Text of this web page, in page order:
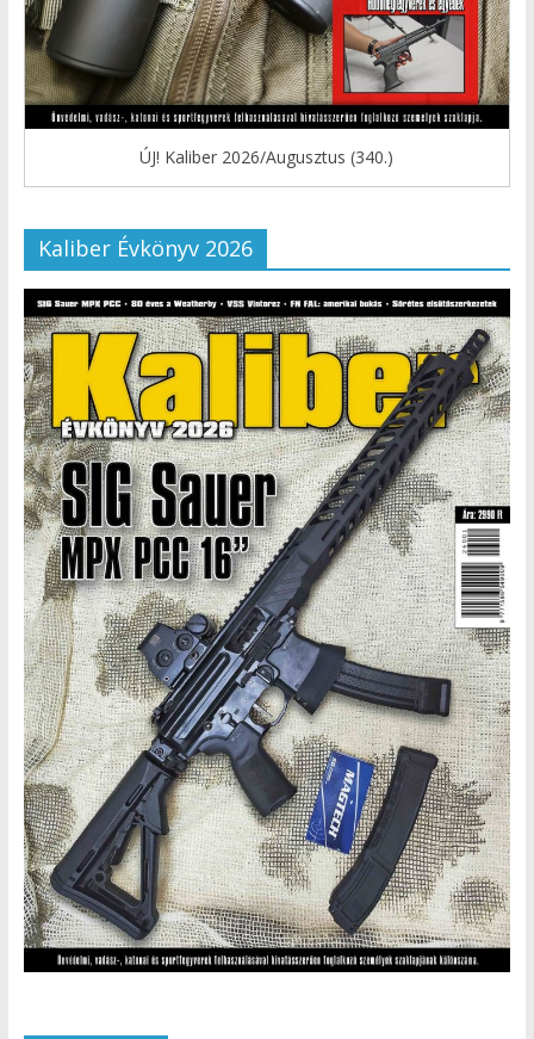
ÚJ! Kaliber 2026/Augusztus (340.)
Kaliber Évkönyv 2026